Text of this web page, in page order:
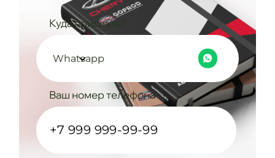
Куда прислать?
Whatsapp
Ваш номер телефона